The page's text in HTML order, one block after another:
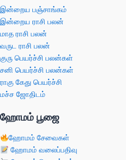
இன்றைய பஞ்சாங்கம்
இன்றைய ராசி பலன்
மாத ராசி பலன்
வருட ராசி பலன்
குரு பெயர்ச்சி பலன்கள்
சனி பெயர்ச்சி பலன்கள்
ராகு கேது பெயர்ச்சி
மச்ச ஜோதிடம்
ஹோமம் பூஜை
ஹோமம் சேவைகள்
ஹோமம் வலைப்பதிவு